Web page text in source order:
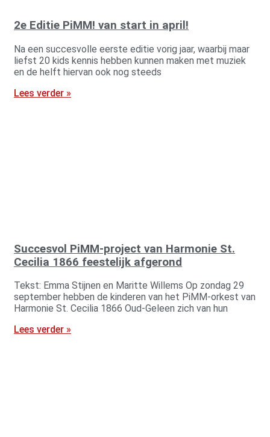
2e Editie PiMM! van start in april!
Na een succesvolle eerste editie vorig jaar, waarbij maar
liefst 20 kids kennis hebben kunnen maken met muziek
en de helft hiervan ook nog steeds
Lees verder »
Succesvol PiMM-project van Harmonie St.
Cecilia 1866 feestelijk afgerond
Tekst: Emma Stijnen en Maritte Willems Op zondag 29
september hebben de kinderen van het PiMM-orkest van
Harmonie St. Cecilia 1866 Oud-Geleen zich van hun
Lees verder »